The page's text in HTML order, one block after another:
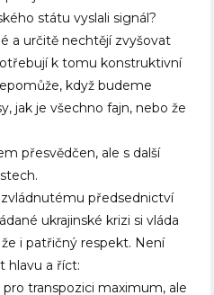
státu vyslali signál?
a určitě nechtějí zvyšovat
k tomu konstruktivní
když budeme
jak je všechno fajn, nebo že
přesvědčen, ale s další
předsednictví
ukrajinské krizi si vláda
i patřičný respekt. Není
hlavu a říct:
transpozici maximum, ale